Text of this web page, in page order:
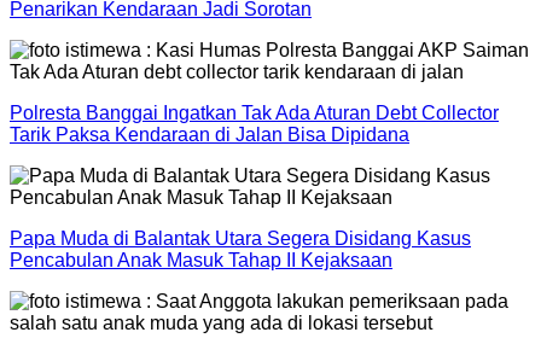
Penarikan Kendaraan Jadi Sorotan
Polresta Banggai Ingatkan Tak Ada Aturan Debt Collector
Tarik Paksa Kendaraan di Jalan Bisa Dipidana
Papa Muda di Balantak Utara Segera Disidang Kasus
Pencabulan Anak Masuk Tahap II Kejaksaan